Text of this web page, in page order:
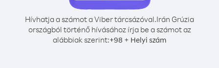
Hívhatja a számot a Viber tárcsázóval.Irán Grúzia
országból történő hívásához írja be a számot az
alábbiak szerint:+98 + Helyi szám